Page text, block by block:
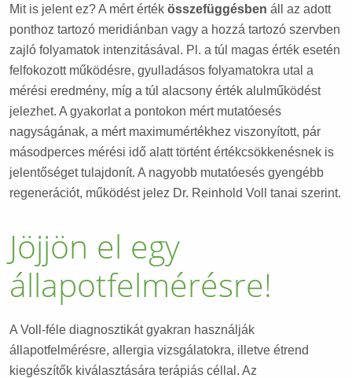
Mit is jelent ez? A mért érték összefüggésben áll az adott
ponthoz tartozó meridiánban vagy a hozzá tartozó szervben
zajló folyamatok intenzitásával. Pl. a túl magas érték esetén
felfokozott működésre, gyulladásos folyamatokra utal a
mérési eredmény, míg a túl alacsony érték alulműködést
jelezhet. A gyakorlat a pontokon mért mutatóesés
nagyságának, a mért maximumértékhez viszonyított, pár
másodperces mérési idő alatt történt értékcsökkenésnek is
jelentőséget tulajdonít. A nagyobb mutatóesés gyengébb
regenerációt, működést jelez Dr. Reinhold Voll tanai szerint.
Jöjjön el egy
állapotfelmérésre!
A Voll-féle diagnosztikát gyakran használják
állapotfelmérésre, allergia vizsgálatokra, illetve étrend
kiegészítők kiválasztására terápiás céllal. Az